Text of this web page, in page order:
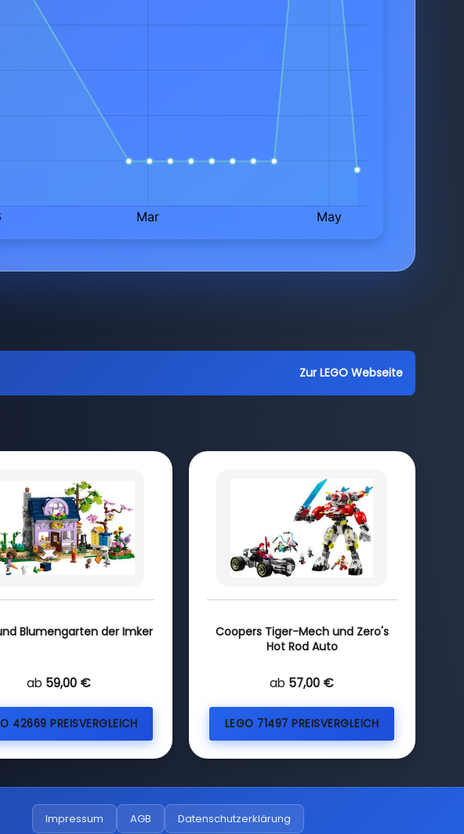
Zur LEGO Webseite
Blumengarten der Imker
ab 59,00 €
42669 PREISVERGLEICH
Coopers Tiger-Mech und Zero's
Hot Rod Auto
ab 57,00 €
LEGO 71497 PREISVERGLEICH
Impressum AGB Datenschutzerklärung